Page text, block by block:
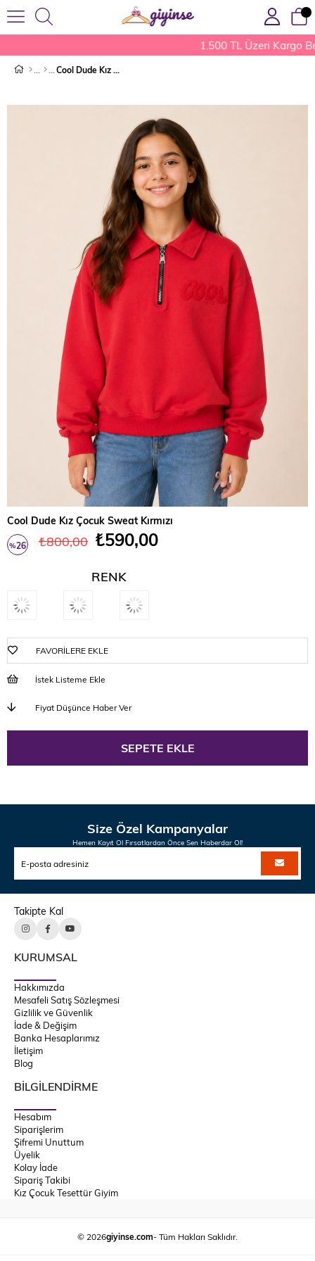
1.500 TL Üzeri Kargo
Cool Dude Kız Çocuk Sweat Kırmızı
Cool Dude Kız Çocuk Sweat Kırmızı
%26 ₺800,00 ₺590,00
RENK
FAVORILERE EKLE
İstek Listeme Ekle
Fiyat Düşünce Haber Ver
Size Özel Kampanyalar
Hemen Kayıt Ol Fırsatlardan Önce Sen Haberdar Ol!
Takipte Kal
KURUMSAL
Hakkımızda
Mesafeli Satış Sözleşmesi
Gizlilik ve Güvenlik
İade & Değişim
Banka Hesaplarımız
İletişim
Blog
BİLGİLENDİRME
Hesabım
Siparişlerim
Şifremi Unuttum
Üyelik
Kolay İade
Sipariş Takibi
Kız Çocuk Tesettür Giyim
© 2026giyinse.com- Tüm Hakları Saklıdır.